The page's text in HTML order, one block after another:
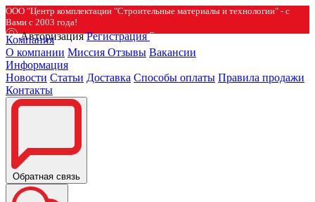
ООО "Центр комплектации "Строительные материалы и технологии" - с
Вами с 2003 года!
Авторизация Регистрация
Компания
О компании Миссия Отзывы Вакансии
Информация
Новости Статьи Доставка Способы оплаты Правила продажи
Контакты
Обратная связь